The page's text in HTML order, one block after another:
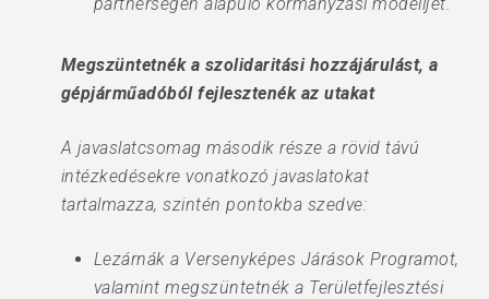
Megszüntetnék a szolidaritási hozzájárulást, a
gépjárműadóból fejlesztenék az utakat
A javaslatcsomag második része a rövid távú
intézkedésekre vonatkozó javaslatokat
tartalmazza, szintén pontokba szedve:
Lezárnák a Versenyképes Járások Programot,
valamint megszüntetnék a Területfejlesztési